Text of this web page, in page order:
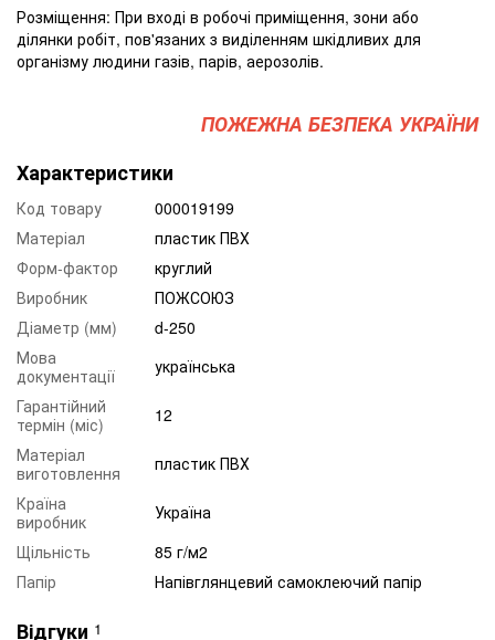
Розміщення: При вході в робочі приміщення, зони або
ділянки робіт, пов'язаних з виділенням шкідливих для
організму людини газів, парів, аерозолів.
ПОЖЕЖНА БЕЗПЕКА УКРАЇНИ
Характеристики
Код товару
000019199
Матеріал
пластик ПВХ
Форм-фактор
круглий
Виробник
ПОЖСОЮЗ
Діаметр (мм)
d-250
Мова
документації
українська
Гарантійний
термін (міс)
12
Матеріал
виготовлення
пластик ПВХ
Країна
виробник
Україна
Щільність
85 г/м2
Папір
Напівглянцевий самоклеючий папір
Відгуки 1